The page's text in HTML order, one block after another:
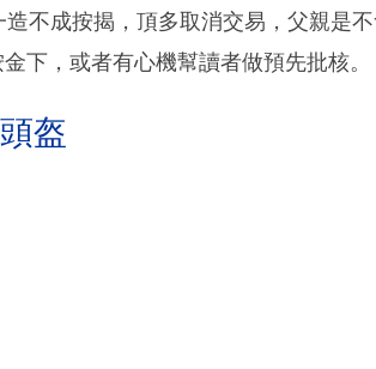
不成按揭，頂多取消交易，父親是
下，或者有心機幫讀者做預先批核。
盔